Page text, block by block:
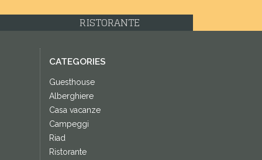
RISTORANTE
CATEGORIES
Guesthouse
Alberghiere
Casa vacanze
Campeggi
Riad
Ristorante